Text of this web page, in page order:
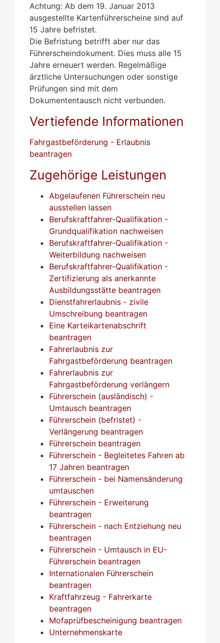
Achtung: Ab dem 19. Januar 2013
ausgestellte Kartenführerscheine sind auf
15 Jahre befristet.
Die Befristung betrifft aber nur das
Führerscheindokument. Dies muss alle 15
Jahre erneuert werden. Regelmäßige
ärztliche Untersuchungen oder sonstige
Prüfungen sind mit dem
Dokumententausch nicht verbunden.
Vertiefende Informationen
Fahrgastbeförderung - Erlaubnis
beantragen
Zugehörige Leistungen
Abgelaufenen Führerschein neu
ausstellen lassen
Berufskraftfahrer-Qualifikation -
Grundqualifikation nachweisen
Berufskraftfahrer-Qualifikation -
Weiterbildung nachweisen
Berufskraftfahrer-Qualifikation -
Zertifizierung als anerkannte
Ausbildungsstätte beantragen
Dienstfahrerlaubnis - zivile
Umschreibung beantragen
Eine Karteikartenabschrift
beantragen
Fahrerlaubnis zur
Fahrgastbeförderung beantragen
Fahrerlaubnis zur
Fahrgastbeförderung verlängern
Führerschein (ausländisch) -
Umtausch beantragen
Führerschein (befristet) -
Verlängerung beantragen
Führerschein beantragen
Führerschein - Begleitetes Fahren ab
17 Jahren beantragen
Führerschein - bei Namensänderung
umtauschen
Führerschein - Erweiterung
beantragen
Führerschein - nach Entziehung neu
beantragen
Führerschein - Umtausch in EU-
Führerschein beantragen
Internationalen Führerschein
beantragen
Kraftfahrzeug - Fahrerkarte
beantragen
Mofaprüfbescheinigung beantragen
Unternehmenskarte